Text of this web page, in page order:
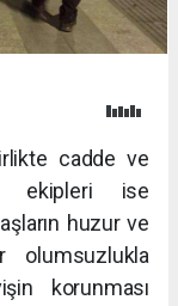
cadde ve
ekipleri ise
huzur ve
olumsuzlukla
korunması